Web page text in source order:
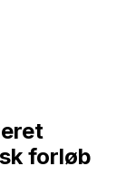
forløb